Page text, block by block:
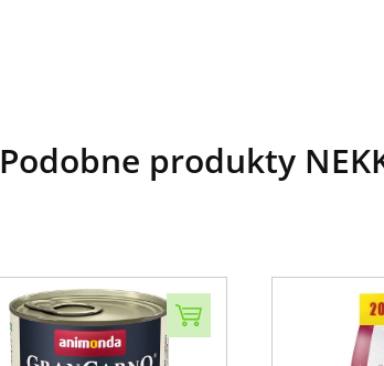
Podobne produkty